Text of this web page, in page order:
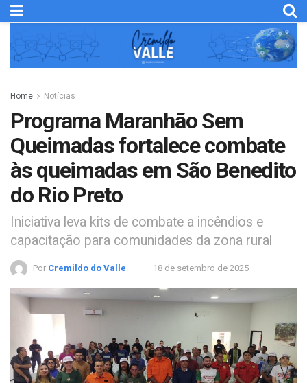
Home Notícias
Programa Maranhão Sem
Queimadas fortalece combate
às queimadas em São Benedito
do Rio Preto
Iniciativa leva kits de combate a incêndios e
capacitação para comunidades da zona rural
Por Cremildo do Valle 18 de setembro de 2025